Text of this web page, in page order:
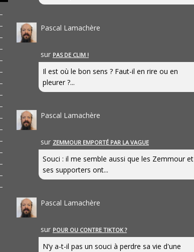
Pascal Lamachère
sur PAS DE CLIM !
Il est où le bon sens ? Faut-il en rire ou en
pleurer ?...
Pascal Lamachère
sur ZEMMOUR EMPORTÉ PAR LA VAGUE
Souci : il me semble aussi que les Zemmour et
ses supporters ont...
Pascal Lamachère
sur POUR OU CONTRE TIKTOK ?
N’y a-t-il pas un souci à perdre sa vie d'une